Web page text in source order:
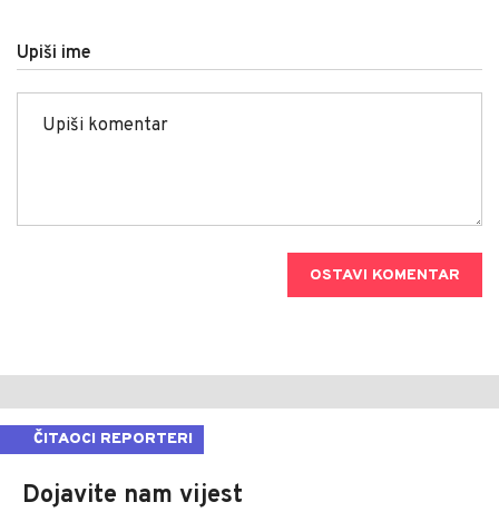
Upiši ime
OSTAVI KOMENTAR
ČITAOCI REPORTERI
Dojavite nam vijest